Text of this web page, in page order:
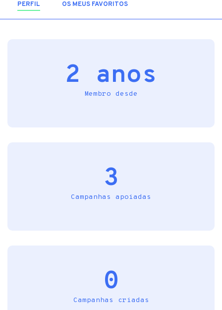
PERFIL (SEPARADOR ATIVO)
OS MEUS FAVORITOS
2 anos
Membro desde
3
Campanhas apoiadas
0
Campanhas criadas